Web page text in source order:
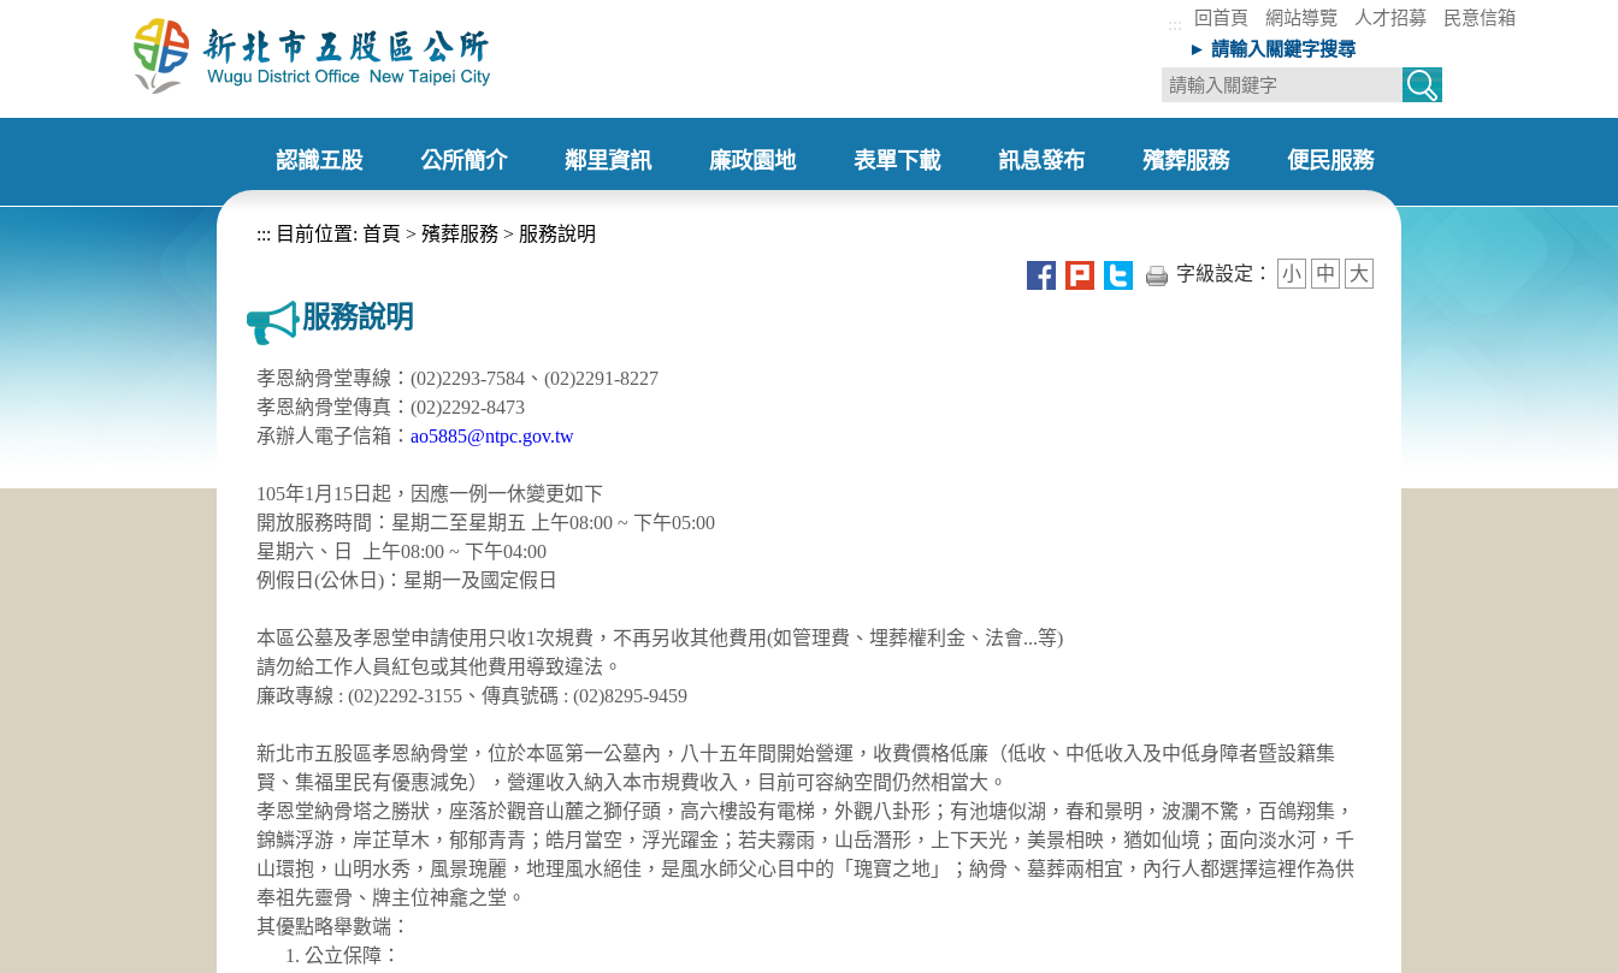
::: 回首頁 網站導覽 人才招募
民意信箱
► 請輸入關鍵字搜尋
認識五股 公所簡介 鄰里資訊 廉政園地 表單下載 訊息發布 殯葬服務 便民服務
::: 目前位置: 首頁 > 殯葬服務 > 服務說明
字級設定：
小 中 大
服務說明
孝恩納骨堂專線：(02)2293-7584、(02)2291-8227
孝恩納骨堂傳真：(02)2292-8473
承辦人電子信箱： ao5885@ntpc.gov.tw
105年1月15日起，因應一例一休變更如下
開放服務時間：星期二至星期五 上午08:00 ~ 下午05:00
星期六、日 上午08:00 ~ 下午04:00
例假日(公休日)：星期一及國定假日
本區公墓及孝恩堂申請使用只收1次規費，不再另收其他費用(如管理費、埋葬權利金、法會...等)
請勿給工作人員紅包或其他費用導致違法。
廉政專線 : (02)2292-3155、傳真號碼 : (02)8295-9459
新北市五股區孝恩納骨堂，位於本區第一公墓內，八十五年間開始營運，收費價格低廉（低收、中低收入及中低身障者暨設籍集
賢、集福里民有優惠減免），營運收入納入本市規費收入，目前可容納空間仍然相當大。
孝恩堂納骨塔之勝狀，座落於觀音山麓之獅仔頭，高六樓設有電梯，外觀八卦形；有池塘似湖，春和景明，波瀾不驚，百鴿翔集，
錦鱗浮游，岸芷草木，郁郁青青；皓月當空，浮光躍金；若夫霧雨，山岳潛形，上下天光，美景相映，猶如仙境；面向淡水河，千
山環抱，山明水秀，風景瑰麗，地理風水絕佳，是風水師父心目中的「瑰寶之地」；納骨、墓葬兩相宜，內行人都選擇這裡作為供
奉祖先靈骨、牌主位神龕之堂。
其優點略舉數端：
公立保障：